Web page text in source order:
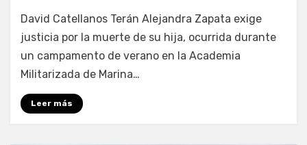
por Fernando Miranda Servín
David Catellanos Terán Alejandra Zapata exige
justicia por la muerte de su hija, ocurrida durante
un campamento de verano en la Academia
Militarizada de Marina…
Leer más